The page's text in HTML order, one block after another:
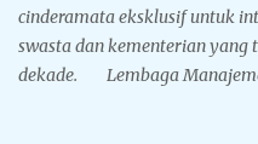
cinderamata eksklusif untuk
swasta dan kementerian yang
dekade. Lembaga